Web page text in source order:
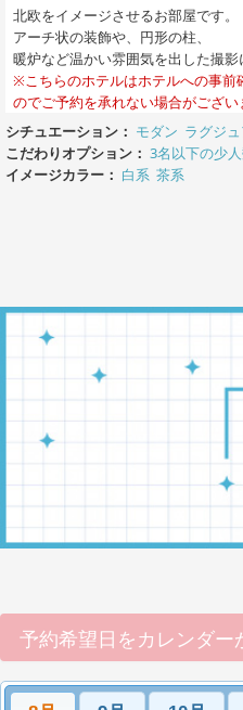
北欧をイメージさせるお部屋です。
アーチ状の装飾や、円形の柱、
暖炉など温かい雰囲気を出した撮影
※こちらのホテルはホテルへの事前
のでご予約を承れない場合がござい
シチュエーション： モダン ラグジ
こだわりオプション： 3名以下の少
イメージカラー： 白系 茶系
予約希望日をカレンダー